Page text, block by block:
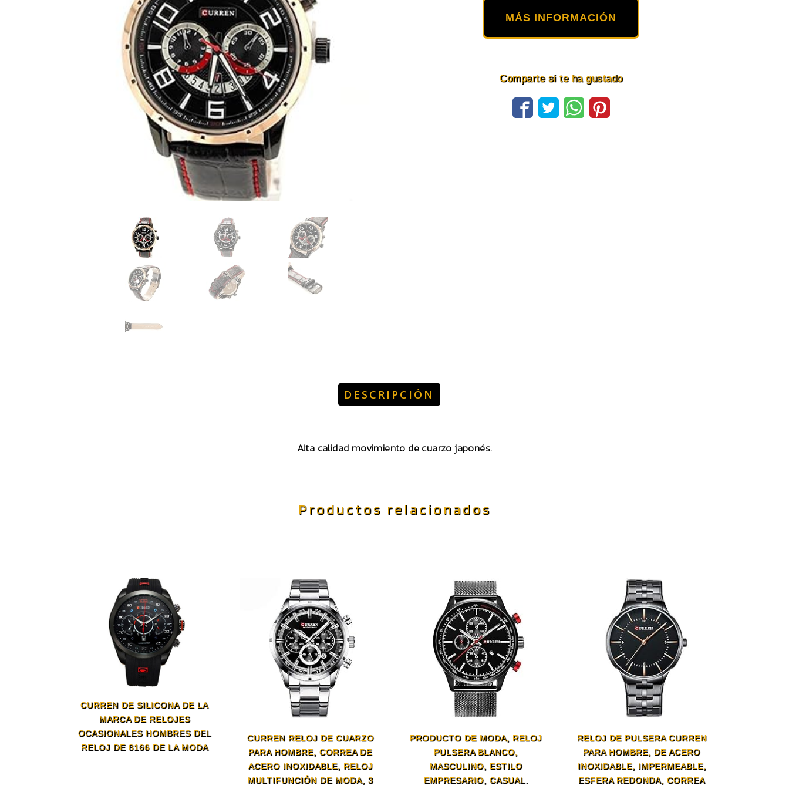
MÁS INFORMACIÓN
Comparte si te ha gustado
DESCRIPCIÓN
Alta calidad movimiento de cuarzo japonés.
Productos relacionados
CURREN DE SILICONA DE LA
MARCA DE RELOJES
OCASIONALES HOMBRES DEL
RELOJ DE 8166 DE LA MODA
CURREN RELOJ DE CUARZO
PARA HOMBRE, CORREA DE
ACERO INOXIDABLE, RELOJ
MULTIFUNCIÓN DE MODA, 3
PRODUCTO DE MODA, RELOJ
PULSERA BLANCO,
MASCULINO, ESTILO
EMPRESARIO, CASUAL.
RELOJ DE PULSERA CURREN
PARA HOMBRE, DE ACERO
INOXIDABLE, IMPERMEABLE,
ESFERA REDONDA, CORREA